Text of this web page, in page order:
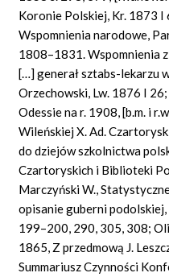
Koronie Polskiej, Kr. 1873
Wspomnienia narodowe,
1808–1831. Wspomnienia
[…] generał sztabs-lekarzu
Orzechowski, Lw. 1876 I
Odessie na r. 1908, [b.m. i
Wileńskiej X. Ad.
do dziejów szkolnictwa
Czartoryskich i Biblioteki
Marczyński W.,
opisanie guberni
199–200, 290, 305, 308;
1865, Z przedmową J.
Summariusz Czynności